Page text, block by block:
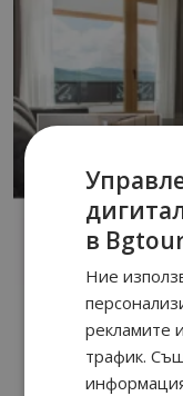
в
Ние
рекламите
трафик.